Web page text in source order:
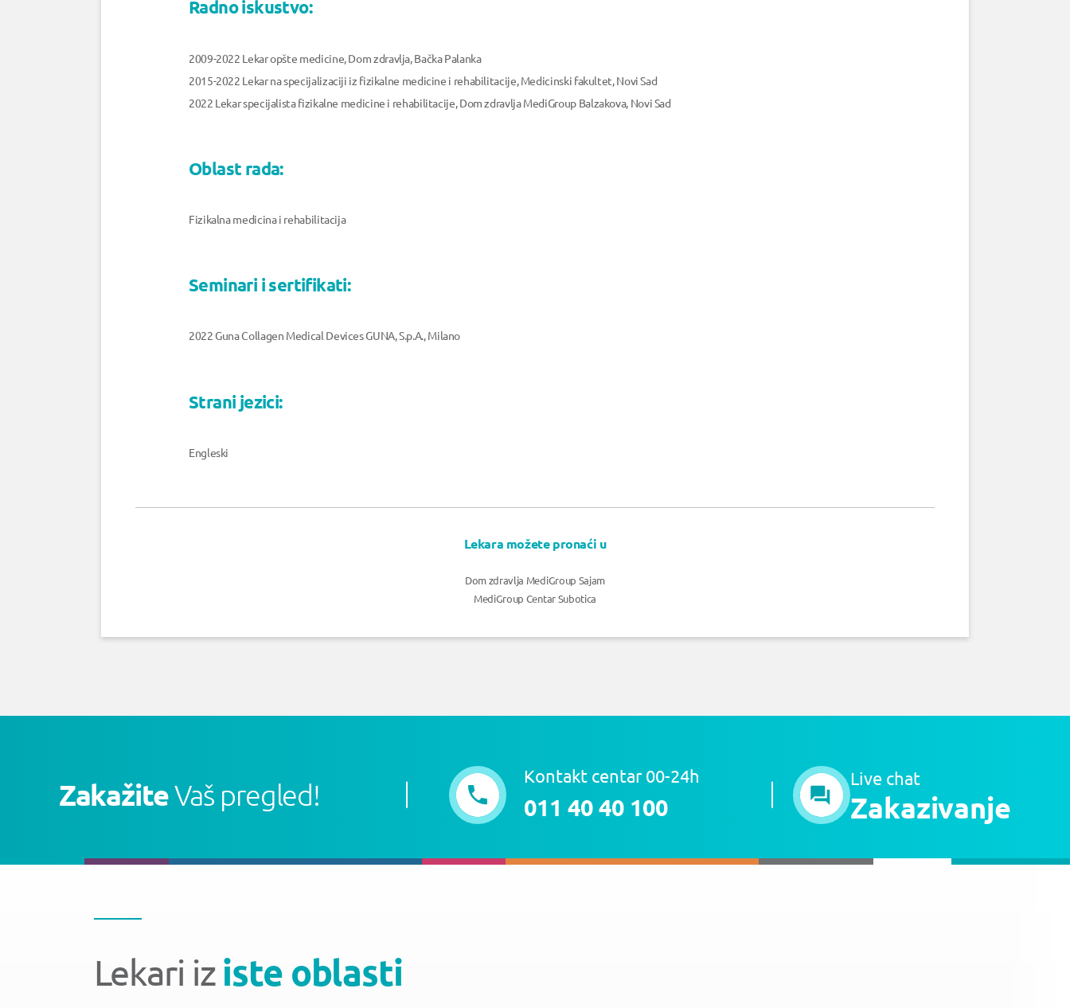
Radno iskustvo:
2009-2022 Lekar opšte medicine, Dom zdravlja, Bačka Palanka
2015-2022 Lekar na specijalizaciji iz fizikalne medicine i rehabilitacije, Medicinski fakultet, Novi Sad
2022 Lekar specijalista fizikalne medicine i rehabilitacije, Dom zdravlja MediGroup Balzakova, Novi Sad
Oblast rada:
Fizikalna medicina i rehabilitacija
Seminari i sertifikati:
2022 Guna Collagen Medical Devices GUNA, S.p.A., Milano
Strani jezici:
Engleski
Lekara možete pronaći u
Dom zdravlja MediGroup Sajam
MediGroup Centar Subotica
ZakažiteVaš pregled!
Kontakt centar 00-24h
011 40 40 100
Live chat
Zakazivanje
Lekari iziste oblasti